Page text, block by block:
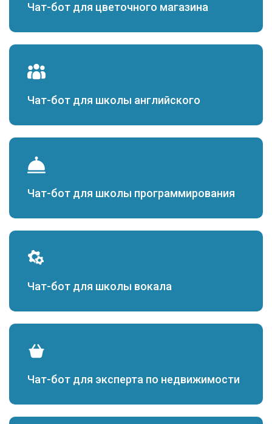
Чат-бот для цветочного магазина
Чат-бот для школы английского
Чат-бот для школы программирования
Чат-бот для школы вокала
Чат-бот для эксперта по недвижимости